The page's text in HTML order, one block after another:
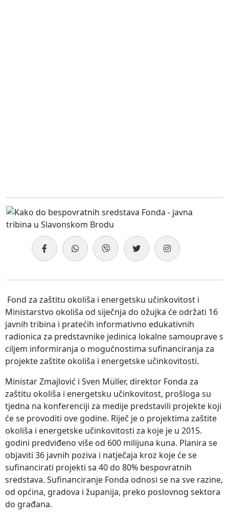
Fond za zaštitu okoliša i energetsku učinkovitost i
Ministarstvo okoliša od siječnja do ožujka će održati 16
javnih tribina i pratećih informativno edukativnih
radionica za predstavnike jedinica lokalne samouprave s
ciljem informiranja o mogućnostima sufinanciranja za
projekte zaštite okoliša i energetske učinkovitosti.
Ministar Zmajlović i Sven Müller, direktor Fonda za
zaštitu okoliša i energetsku učinkovitost, prošloga su
tjedna na konferenciji za medije predstavili projekte koji
će se provoditi ove godine. Riječ je o projektima zaštite
okoliša i energetske učinkovitosti za koje je u 2015.
godini predviđeno više od 600 milijuna kuna. Planira se
objaviti 36 javnih poziva i natječaja kroz koje će se
sufinancirati projekti sa 40 do 80% bespovratnih
sredstava. Sufinanciranje Fonda odnosi se na sve razine,
od općina, gradova i županija, preko poslovnog sektora
do građana.